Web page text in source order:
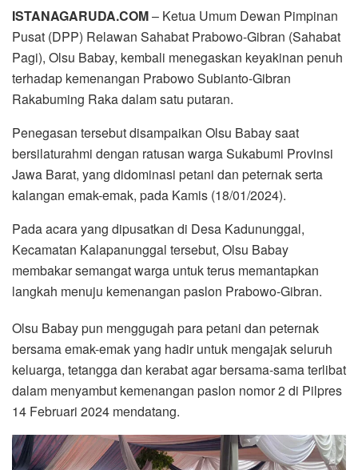
ISTANAGARUDA.COM– Ketua Umum Dewan Pimpinan
Pusat (DPP) Relawan Sahabat Prabowo-Gibran (Sahabat
Pagi), Olsu Babay, kembali menegaskan keyakinan penuh
terhadap kemenangan Prabowo Subianto-Gibran
Rakabuming Raka dalam satu putaran.
Penegasan tersebut disampaikan Olsu Babay saat
bersilaturahmi dengan ratusan warga Sukabumi Provinsi
Jawa Barat, yang didominasi petani dan peternak serta
kalangan emak-emak, pada Kamis (18/01/2024).
Pada acara yang dipusatkan di Desa Kadununggal,
Kecamatan Kalapanunggal tersebut, Olsu Babay
membakar semangat warga untuk terus memantapkan
langkah menuju kemenangan paslon Prabowo-Gibran.
Olsu Babay pun menggugah para petani dan peternak
bersama emak-emak yang hadir untuk mengajak seluruh
keluarga, tetangga dan kerabat agar bersama-sama terlibat
dalam menyambut kemenangan paslon nomor 2 di Pilpres
14 Februari 2024 mendatang.